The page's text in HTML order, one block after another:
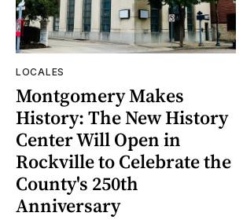
LOCALES
Montgomery Makes
History: The New History
Center Will Open in
Rockville to Celebrate the
County's 250th
Anniversary